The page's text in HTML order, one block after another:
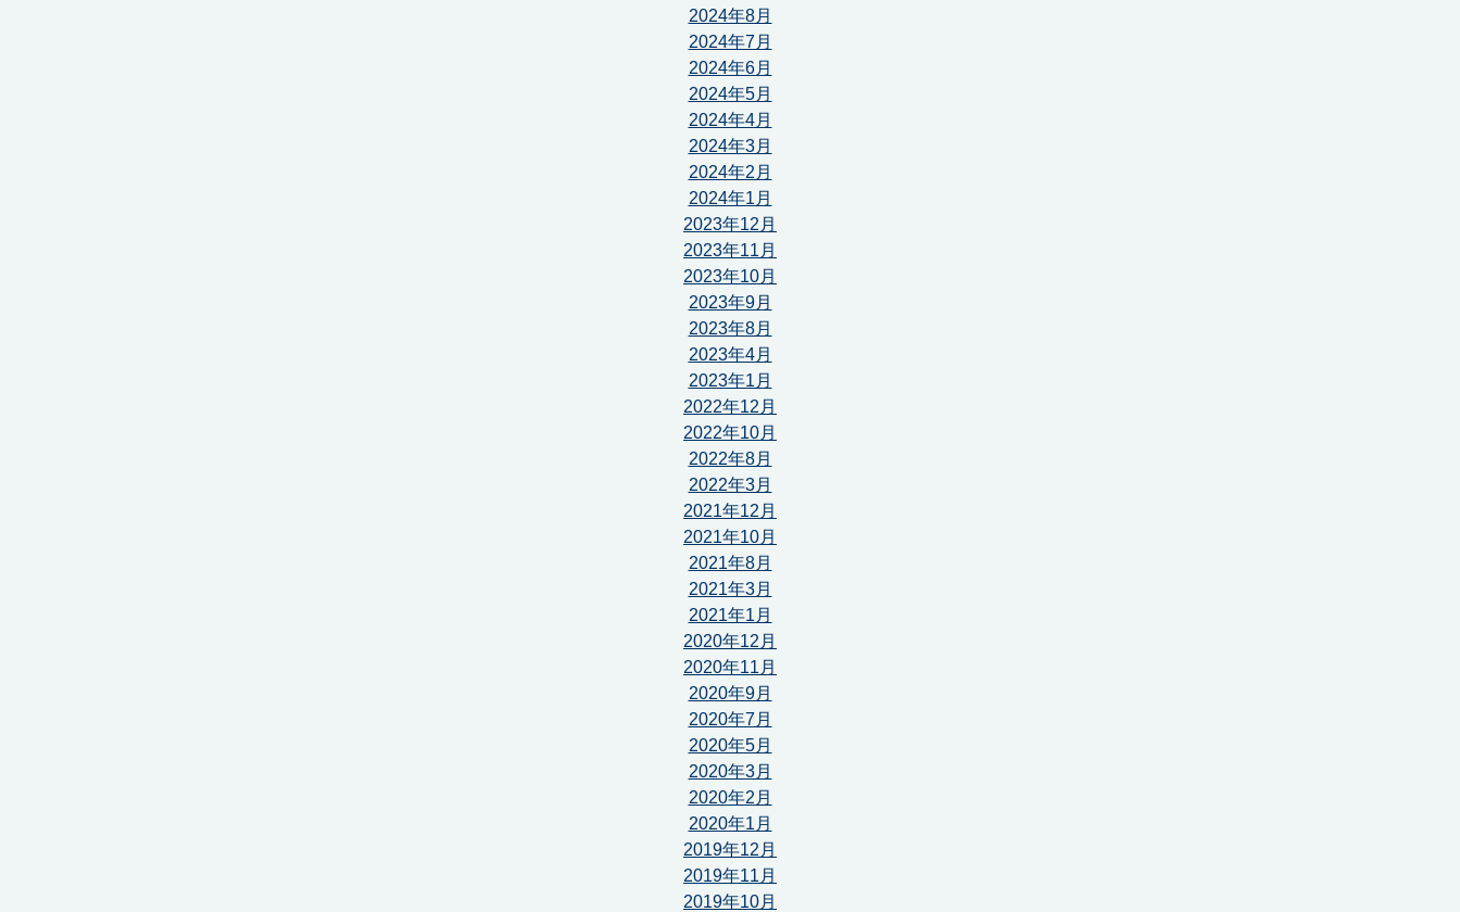
2024年8月
2024年7月
2024年6月
2024年5月
2024年4月
2024年3月
2024年2月
2024年1月
2023年12月
2023年11月
2023年10月
2023年9月
2023年8月
2023年4月
2023年1月
2022年12月
2022年10月
2022年8月
2022年3月
2021年12月
2021年10月
2021年8月
2021年3月
2021年1月
2020年12月
2020年11月
2020年9月
2020年7月
2020年5月
2020年3月
2020年2月
2020年1月
2019年12月
2019年11月
2019年10月